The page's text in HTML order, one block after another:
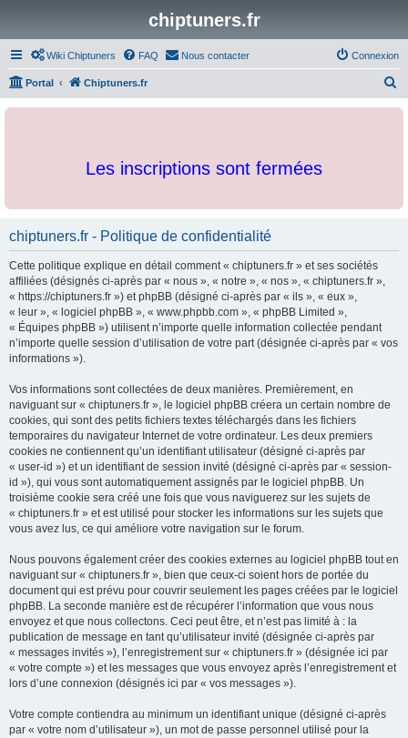
chiptuners.fr
Wiki Chiptuners FAQ Nous contacter Connexion
Portal Chiptuners.fr
c
Les inscriptions sont fermées
chiptuners.fr - Politique de confidentialité
Cette politique explique en détail comment « chiptuners.fr » et ses sociétés
affiliées (désignés ci-après par « nous », « notre », « nos », « chiptuners.fr »,
« https://chiptuners.fr ») et phpBB (désigné ci-après par « ils », « eux »,
« leur », « logiciel phpBB », « www.phpbb.com », « phpBB Limited »,
« Équipes phpBB ») utilisent n’importe quelle information collectée pendant
n’importe quelle session d’utilisation de votre part (désignée ci-après par « vos
informations »).
Vos informations sont collectées de deux manières. Premièrement, en
naviguant sur « chiptuners.fr », le logiciel phpBB créera un certain nombre de
cookies, qui sont des petits fichiers textes téléchargés dans les fichiers
temporaires du navigateur Internet de votre ordinateur. Les deux premiers
cookies ne contiennent qu’un identifiant utilisateur (désigné ci-après par
« user-id ») et un identifiant de session invité (désigné ci-après par « session-
id »), qui vous sont automatiquement assignés par le logiciel phpBB. Un
troisième cookie sera créé une fois que vous naviguerez sur les sujets de
« chiptuners.fr » et est utilisé pour stocker les informations sur les sujets que
vous avez lus, ce qui améliore votre navigation sur le forum.
Nous pouvons également créer des cookies externes au logiciel phpBB tout en
naviguant sur « chiptuners.fr », bien que ceux-ci soient hors de portée du
document qui est prévu pour couvrir seulement les pages créées par le logiciel
phpBB. La seconde manière est de récupérer l’information que vous nous
envoyez et que nous collectons. Ceci peut être, et n’est pas limité à : la
publication de message en tant qu’utilisateur invité (désignée ci-après par
« messages invités »), l’enregistrement sur « chiptuners.fr » (désignée ici par
« votre compte ») et les messages que vous envoyez après l’enregistrement et
lors d’une connexion (désignés ici par « vos messages »).
Votre compte contiendra au minimum un identifiant unique (désigné ci-après
par « votre nom d’utilisateur »), un mot de passe personnel utilisé pour la